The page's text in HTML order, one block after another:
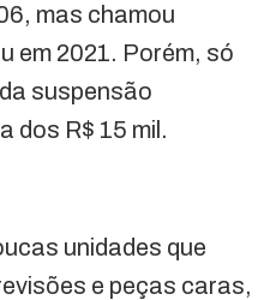
mas chamou
em 2021. Porém, só
suspensão
dos R$ 15 mil.
unidades que
e peças caras,